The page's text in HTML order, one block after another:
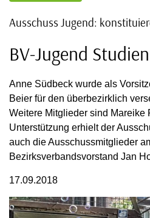
Ausschuss Jugend:
BV-Jugend
Anne Südbeck wurde als
Beier für den überbezirklich
Weitere Mitglieder sind Mareike
Unterstützung erhielt der
auch die Ausschussmitglieder
Bezirksverbandsvorstand Jan
17.09.2018